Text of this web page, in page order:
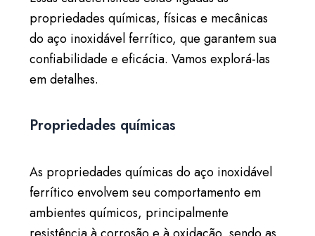
propriedades químicas, físicas e mecânicas
do aço inoxidável ferrítico, que garantem sua
confiabilidade e eficácia. Vamos explorá-las
em detalhes.
Propriedades químicas
As propriedades químicas do aço inoxidável
ferrítico envolvem seu comportamento em
ambientes químicos, principalmente